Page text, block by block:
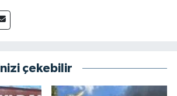
çekebilir